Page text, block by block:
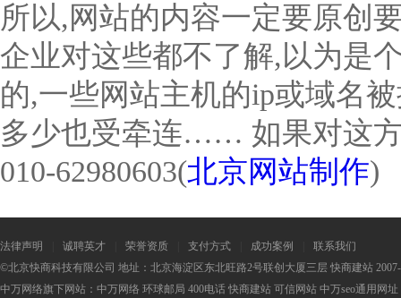
所以,网站的内容一定要原创
企业对这些都不了解,以为是
的,一些网站主机的ip或域名
多少也受牵连…… 如果对这
010-62980603(北京网站制作)
法律声明 诚聘英才 荣誉资质 支付方式 成功案例
联系我们
©北京快商科技有限公司 地址：北京海淀区东北旺路2号联创大厦三层 快商建站
中万网络旗下网站： 中万网络 环球邮局 400电话 快商建站 可信网站 中万seo通用网址